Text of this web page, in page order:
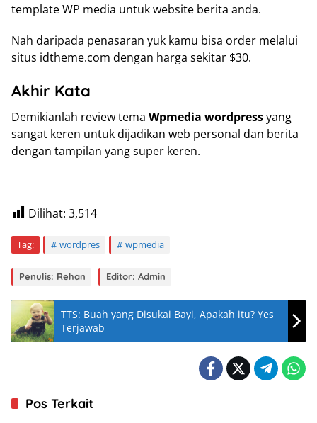
template WP media untuk website berita anda.
Nah daripada penasaran yuk kamu bisa order melalui
situs idtheme.com dengan harga sekitar $30.
Akhir Kata
Demikianlah review tema Wpmedia wordpressyang
sangat keren untuk dijadikan web personal dan berita
dengan tampilan yang super keren.
Dilihat: 3,514
Tag: wordpres wpmedia
Penulis: Rehan Editor: Admin
TTS: Buah yang Disukai Bayi, Apakah itu? Yes
Terjawab
Pos Terkait